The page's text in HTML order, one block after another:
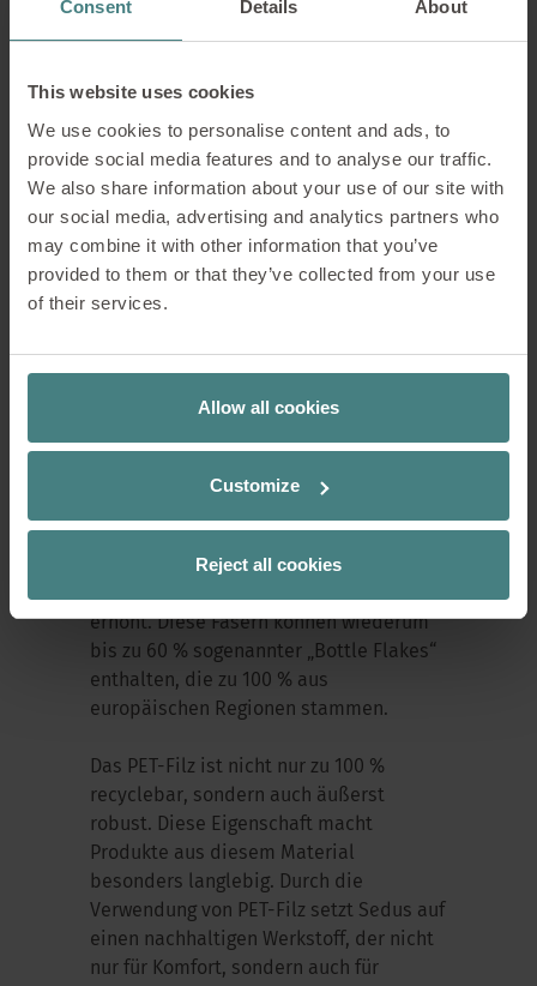
Consent Details About
This website uses cookies
We use cookies to personalise content and ads, to
provide social media features and to analyse our traffic.
We also share information about your use of our site with
our social media, advertising and analytics partners who
may combine it with other information that you’ve
provided to them or that they’ve collected from your use
of their services.
Allow all cookies
Customize
Reject all cookies
PET-Filz: Ein
nachhaltiger Werkstoff
Polyesterfasern (PES) und recycelten
BIKO-Fasern. Der Anteil von BIKO-Fasern
erhöht. Diese Fasern können wiederum
bis zu 60 % sogenannter „Bottle Flakes“
enthalten, die zu 100 % aus
europäischen Regionen stammen.
Das PET-Filz ist nicht nur zu 100 %
recyclebar, sondern auch äußerst
robust. Diese Eigenschaft macht
Produkte aus diesem Material
besonders langlebig. Durch die
Verwendung von PET-Filz setzt Sedus auf
einen nachhaltigen Werkstoff, der nicht
nur für Komfort, sondern auch für